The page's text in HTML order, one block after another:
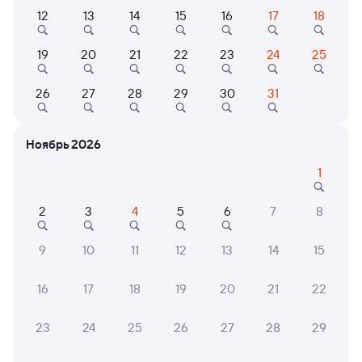
010Н Проходящий 6,3
из Москвы Ярославской
02:48 14:28
Маршрут
Плацкарт Купе
070Я Проходящий 8,9
12 13 14 15 16 17 18
19 20 21 22 23 24 25
26 27 28 29 30 31
Ноябрь 2026
1
2 3 4 5 6 7 8
9 10 11 12 13 14 15
16 17 18 19 20 21 22
23 24 25 26 27 28 29